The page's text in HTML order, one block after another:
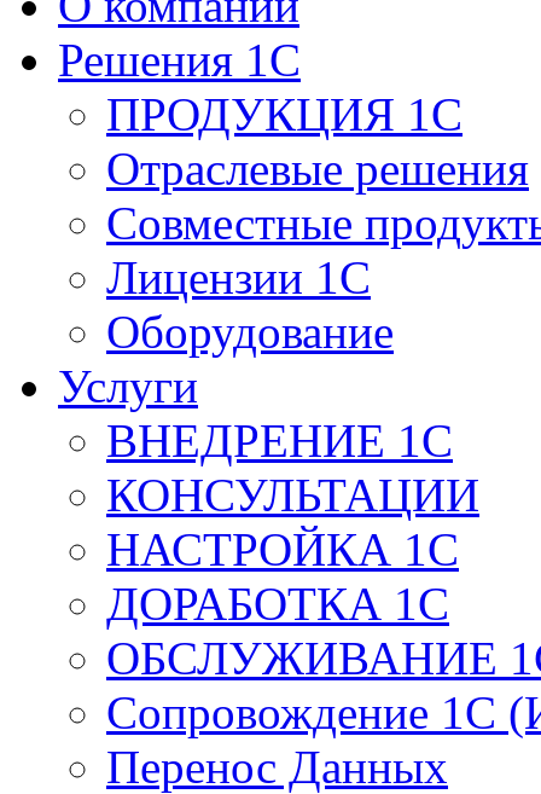
Решения 1С
ПРОДУКЦИЯ 1С
Отраслевые решения
Совместные
Лицензии 1С
Оборудование
Услуги
ВНЕДРЕНИЕ 1С
КОНСУЛЬТАЦИИ
НАСТРОЙКА 1С
ДОРАБОТКА 1С
ОБСЛУЖИВАНИЕ
Сопровождение 1С
Перенос Данных